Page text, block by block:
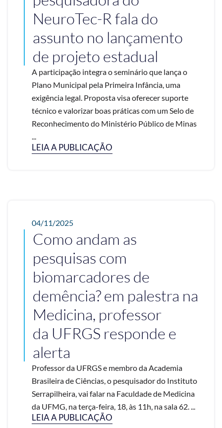
NeuroTec-R fala do
assunto no lançamento
de projeto estadual
A participação integra o seminário que lança o
Plano Municipal pela Primeira Infância, uma
exigência legal. Proposta visa oferecer suporte
técnico e valorizar boas práticas com um Selo de
Reconhecimento do Ministério Público de Minas
...
LEIA A PUBLICAÇÃO
04/11/2025
Como andam as
pesquisas com
biomarcadores de
demência? em palestra na
Medicina, professor
da UFRGS responde e
alerta
Professor da UFRGS e membro da Academia
Brasileira de Ciências, o pesquisador do Instituto
Serrapilheira, vai falar na Faculdade de Medicina
da UFMG, na terça-feira, 18, às 11h, na sala 62. ...
LEIA A PUBLICAÇÃO